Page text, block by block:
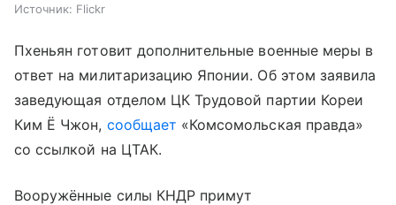
Источник: Flickr
Пхеньян готовит дополнительные военные меры в
ответ на милитаризацию Японии. Об этом заявила
заведующая отделом ЦК Трудовой партии Кореи
Ким Ё Чжон, сообщает «Комсомольская правда»
со ссылкой на ЦТАК.
Вооружённые силы КНДР примут